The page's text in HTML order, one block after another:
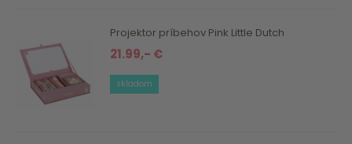
Projektor príbehov Pink Little Dutch
21.99,- €
skladom